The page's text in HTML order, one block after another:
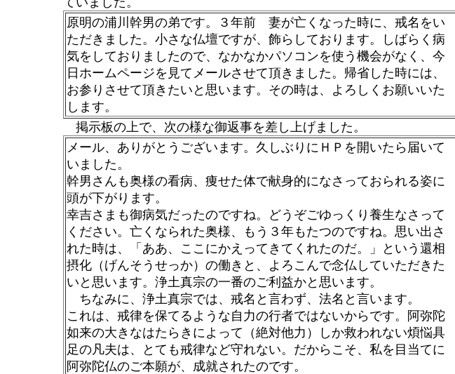
原明の浦川幹男の弟です。３年前 妻が亡くなった時に、戒名をい
ただきました。小さな仏壇ですが、飾らしております。しばらく病
気をしておりましたので、なかなかパソコンを使う機会がなく、今
日ホームページを見てメールさせて頂きました。帰省した時には、
お参りさせて頂きたいと思います。その時は、よろしくお願いいた
します。
掲示板の上で、次の様な御返事を差し上げました。
メール、ありがとうございます。久しぶりにＨＰを開いたら届いて
いました。
幹男さんも奥様の看病、痩せた体で献身的になさっておられる姿に
頭が下がります。
幸吉さまも御病気だったのですね。どうぞごゆっくり養生なさって
ください。亡くなられた奥様、もう３年もたつのですね。思い出さ
れた時は、「ああ、ここにかえってきてくれたのだ。」という還相
摂化（げんそうせっか）の働きと、よろこんで念仏していただきた
いと思います。浄土真宗の一番のご利益かと思います。
ちなみに、浄土真宗では、戒名と言わず、法名と言います。
これは、戒律を保てるような自力の行者ではないからです。阿弥陀
如来の大きなはたらきによって（絶対他力）しか救われない煩悩具
足の凡夫は、とても戒律など守れない。だからこそ、私を目当てに
阿弥陀仏のご本願が、成就されたのです。